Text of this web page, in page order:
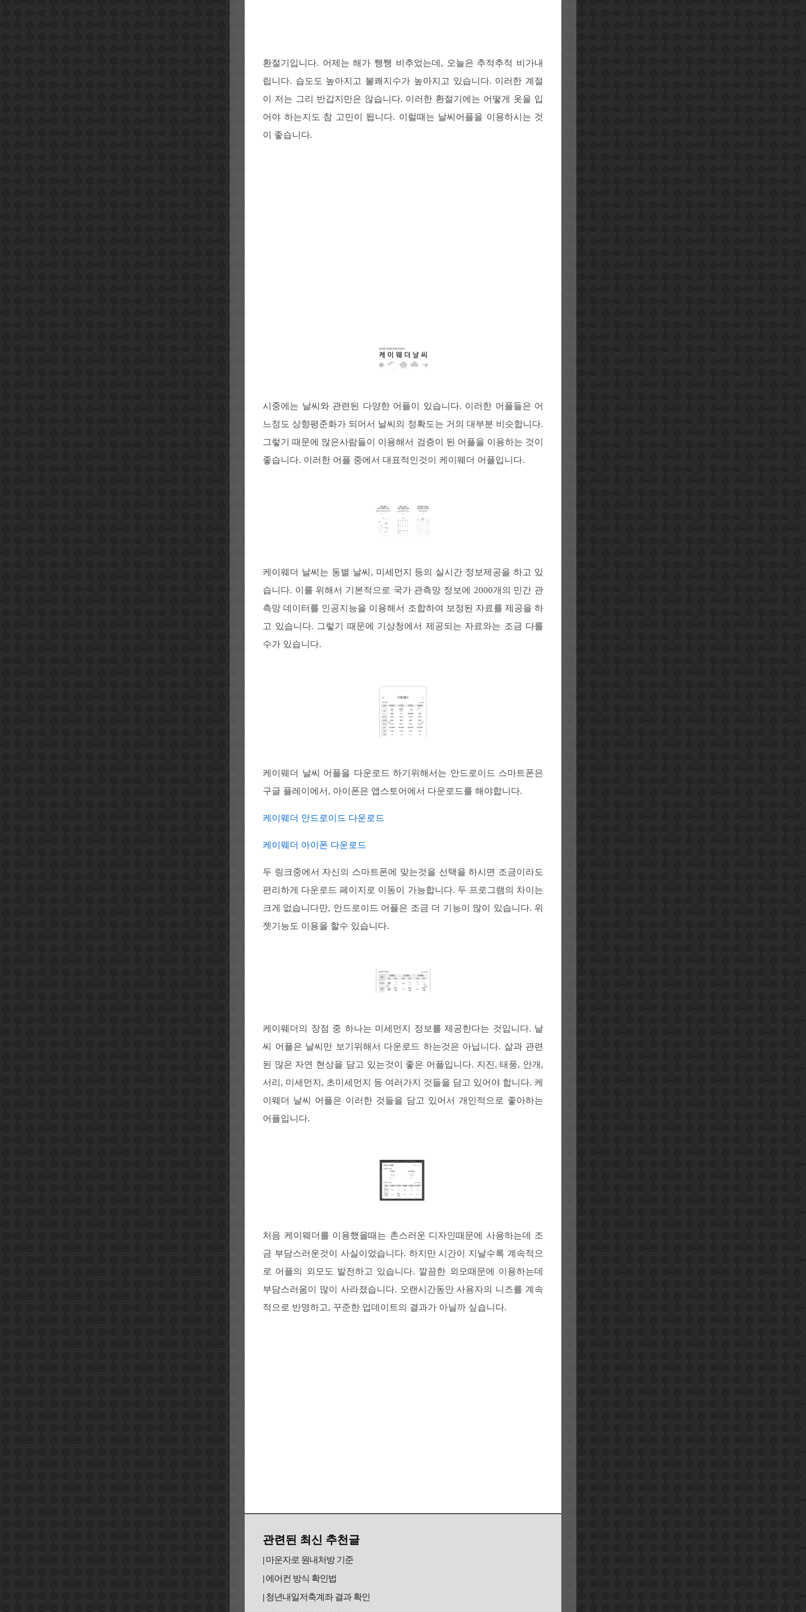
환절기입니다. 어제는 해가 쨍쨍 비추었는데, 오늘은 추적추적 비가내
립니다. 습도도 높아지고 불쾌지수가 높아지고 있습니다. 이러한 계절
이 저는 그리 반갑지만은 않습니다. 이러한 환절기에는 어떻게 옷을 입
어야 하는지도 참 고민이 됩니다. 이럴때는 날씨어플을 이용하시는 것
이 좋습니다.
시중에는 날씨와 관련된 다양한 어플이 있습니다. 이러한 어플들은 어
느정도 상향평준화가 되어서 날씨의 정확도는 거의 대부분 비슷합니다.
그렇기 때문에 많은사람들이 이용해서 검증이 된 어플을 이용하는 것이
좋습니다. 이러한 어플 중에서 대표적인것이 케이웨더 어플입니다.
케이웨더 날씨는 동별 날씨, 미세먼지 등의 실시간 정보제공을 하고 있
습니다. 이를 위해서 기본적으로 국가 관측망 정보에 2000개의 민간 관
측망 데이터를 인공지능을 이용해서 조합하여 보정된 자료를 제공을 하
고 있습니다. 그렇기 때문에 기상청에서 제공되는 자료와는 조금 다를
수가 있습니다.
케이웨더 날씨 어플을 다운로드 하기위해서는 안드로이드 스마트폰은
구글 플레이에서, 아이폰은 앱스토어에서 다운로드를 해야합니다.
케이웨더 안드로이드 다운로드
케이웨더 아이폰 다운로드
두 링크중에서 자신의 스마트폰에 맞는것을 선택을 하시면 조금이라도
편리하게 다운로드 페이지로 이동이 가능합니다. 두 프로그램의 차이는
크게 없습니다만, 안드로이드 어플은 조금 더 기능이 많이 있습니다. 위
젯기능도 이용을 할수 있습니다.
케이웨더의 장점 중 하나는 미세먼지 정보를 제공한다는 것입니다. 날
씨 어플은 날씨만 보기위해서 다운로드 하는것은 아닙니다. 삶과 관련
된 많은 자연 현상을 담고 있는것이 좋은 어플입니다. 지진, 태풍, 안개,
서리, 미세먼지, 초미세먼지 등 여러가지 것들을 담고 있어야 합니다. 케
이웨더 날씨 어플은 이러한 것들을 담고 있어서 개인적으로 좋아하는
어플입니다.
처음 케이웨더를 이용했을때는 촌스러운 디자인때문에 사용하는데 조
금 부담스러운것이 사실이었습니다. 하지만 시간이 지날수록 계속적으
로 어플의 외모도 발전하고 있습니다. 깔끔한 외모때문에 이용하는데
부담스러움이 많이 사라졌습니다. 오랜시간동안 사용자의 니즈를 계속
적으로 반영하고, 꾸준한 업데이트의 결과가 아닐까 싶습니다.
관련된 최신 추천글
마운자로 원내처방 기준
에어컨 방식 확인법
청년내일저축계좌 결과 확인